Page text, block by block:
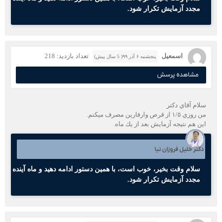
مجدد آزمایش تکرار شود.
اسمعيل پنجشنبه ۶ آذر ۹۹( 5 سال پیش) تعداد بازدید: 218
مشاهده پرسش
سلام آقاي دكتر
من روزي ١/٥ از قرص وارفارين مصرف ميكنم.
اين هم نتيجه آزمايش بعد از يك ماه.
دکتر خلیل فروزان نیا
سلام وقت بخیر، خوب است، با همین دستور ادامه دهید و ماه آینده
مجدد آزمایش تکرار شود.